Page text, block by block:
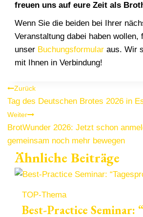
freuen uns auf eure Zeit als
Wenn Sie die beiden bei Ihrer
Veranstaltung dabei haben wollen,
unser Buchungsformular aus. Wir
mit Ihnen in Verbindung!
Beitragsnavigation
Zurück
Tag des Deutschen Brotes 2026 in
Weiter
BrotWunder 2026: Jetzt schon
gemeinsam noch mehr bewegen
Ähnliche Beiträge
TOP-Thema
Best-Practice Seminar: